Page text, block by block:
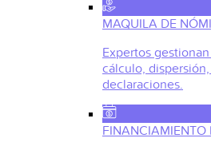
MAQUILA DE
Expertos
cálculo,
declaraciones.
FINANCIAMIENTO